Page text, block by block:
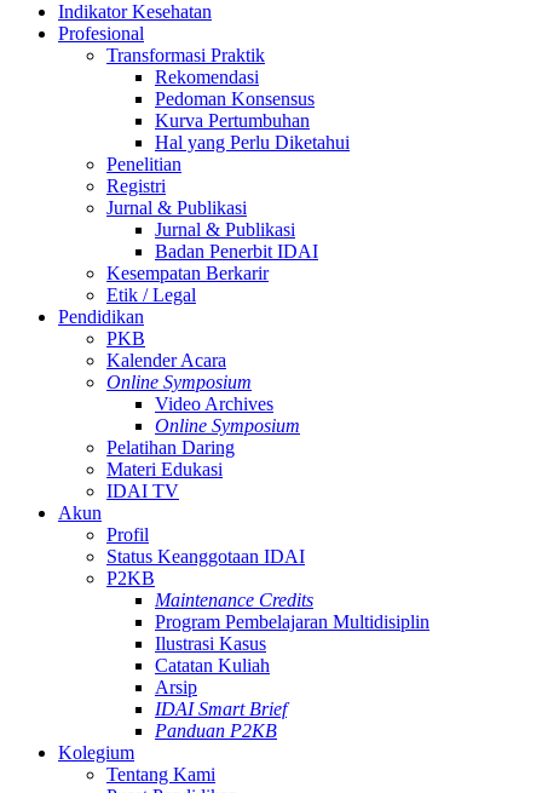
Indikator Kesehatan
Profesional
Transformasi Praktik
Rekomendasi
Pedoman Konsensus
Kurva Pertumbuhan
Hal yang Perlu Diketahui
Penelitian
Registri
Jurnal & Publikasi
Jurnal & Publikasi
Badan Penerbit IDAI
Kesempatan Berkarir
Etik / Legal
Pendidikan
PKB
Kalender Acara
Online Symposium
Video Archives
Online Symposium
Pelatihan Daring
Materi Edukasi
IDAI TV
Akun
Profil
Status Keanggotaan IDAI
P2KB
Maintenance Credits
Program Pembelajaran Multidisiplin
Ilustrasi Kasus
Catatan Kuliah
Arsip
IDAI Smart Brief
Panduan P2KB
Kolegium
Tentang Kami